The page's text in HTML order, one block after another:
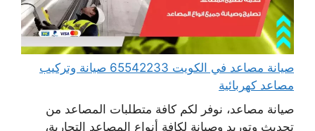
صيانة مصاعد في الكويت 65542233 صيانة وتركيب
مصاعد كهربائية
صيانة مصاعد، نوفر لكم كافة متطلبات المصاعد من
تحديث وتوريد وصيانة لكافة أنواع المصاعد التجارية،